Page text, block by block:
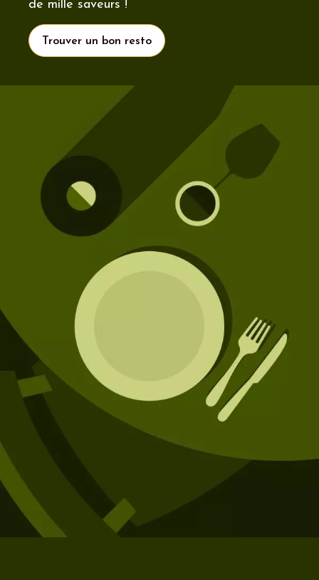
de mille saveurs !
Trouver un bon resto